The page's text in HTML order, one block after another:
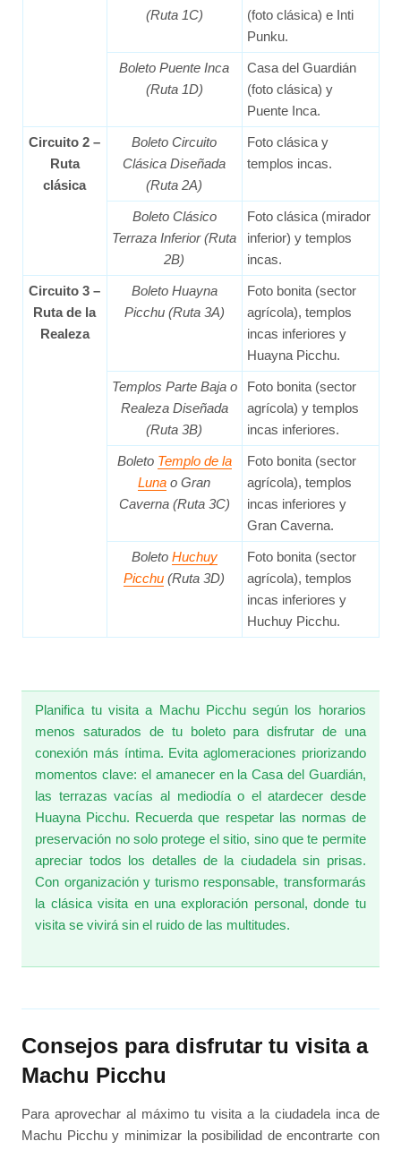
(Ruta 1C)
(foto clásica) e Inti
Punku.
Boleto Puente Inca
(Ruta 1D)
Casa del Guardián
(foto clásica) y
Puente Inca.
Circuito 2 –
Ruta
clásica
Boleto Circuito
Clásica Diseñada
(Ruta 2A)
Foto clásica y
templos incas.
Boleto Clásico
Terraza Inferior (Ruta
2B)
Foto clásica (mirador
inferior) y templos
incas.
Circuito 3 –
Ruta de la
Realeza
Boleto Huayna
Picchu (Ruta 3A)
Foto bonita (sector
agrícola), templos
incas inferiores y
Huayna Picchu.
Templos Parte Baja o
Realeza Diseñada
(Ruta 3B)
Foto bonita (sector
agrícola) y templos
incas inferiores.
Boleto Templo de la
Luna o Gran
Caverna (Ruta 3C)
Foto bonita (sector
agrícola), templos
incas inferiores y
Gran Caverna.
Boleto Huchuy
Picchu (Ruta 3D)
Foto bonita (sector
agrícola), templos
incas inferiores y
Huchuy Picchu.
Planifica tu visita a Machu Picchu según los horarios
menos saturados de tu boleto para disfrutar de una
conexión más íntima. Evita aglomeraciones priorizando
momentos clave: el amanecer en la Casa del Guardián,
las terrazas vacías al mediodía o el atardecer desde
Huayna Picchu. Recuerda que respetar las normas de
preservación no solo protege el sitio, sino que te permite
apreciar todos los detalles de la ciudadela sin prisas.
Con organización y turismo responsable, transformarás
la clásica visita en una exploración personal, donde tu
visita se vivirá sin el ruido de las multitudes.
Consejos para disfrutar tu visita a
Machu Picchu
Para aprovechar al máximo tu visita a la ciudadela inca de
Machu Picchu y minimizar la posibilidad de encontrarte con